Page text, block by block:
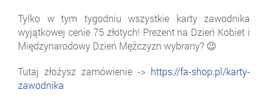
Tylko w tym tygodniu wszystkie karty zawodnika
wyjątkowej cenie 75 złotych! Prezent na Dzień Kobiet i
Międzynarodowy Dzień Mężczyzn wybrany? 😉
Tutaj złożysz zamówienie -> https://fa-shop.pl/karty-
zawodnika